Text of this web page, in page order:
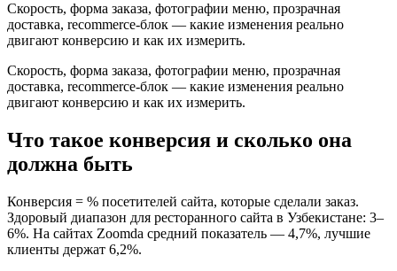
Скорость, форма заказа, фотографии меню, прозрачная
доставка, recommerce-блок — какие изменения реально
двигают конверсию и как их измерить.
Скорость, форма заказа, фотографии меню, прозрачная
доставка, recommerce-блок — какие изменения реально
двигают конверсию и как их измерить.
Что такое конверсия и сколько она
должна быть
Конверсия = % посетителей сайта, которые сделали заказ.
Здоровый диапазон для ресторанного сайта в Узбекистане: 3–
6%. На сайтах Zoomda средний показатель — 4,7%, лучшие
клиенты держат 6,2%.